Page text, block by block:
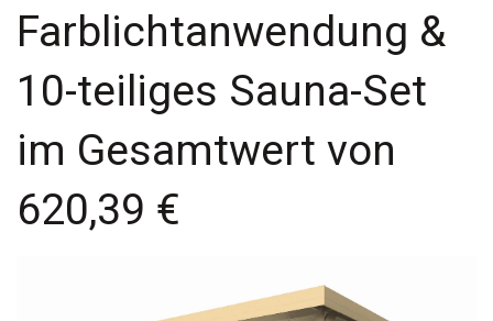
Farblichtanwendung &
10-teiliges Sauna-Set
im Gesamtwert von
620,39 €